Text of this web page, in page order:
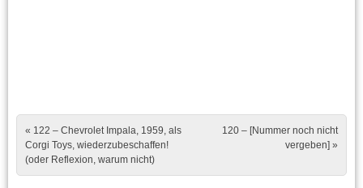
Post navigation
« 122 – Chevrolet Impala, 1959, als
Corgi Toys, wiederzubeschaffen!
(oder Reflexion, warum nicht)
120 – [Nummer noch nicht
vergeben] »